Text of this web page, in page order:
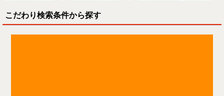
こだわり検索条件から探す